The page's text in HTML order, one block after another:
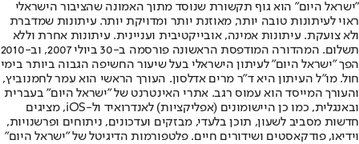
"ישראל היום" הוא גוף תקשורת שנוסד מתוך האמונה שהציבור הישראלי
ראוי לעיתונות טובה יותר, מאוזנת יותר ומדויקת יותר. עיתונות שמדברת
ולא צועקת. עיתונות אמינה, אובייקטיבית ועניינית. עיתונות אחרת וללא
תשלום. המהדורה המודפסת הראשונה פורסמה ב-30 ביולי 2007, וב-2010
הפך "ישראל היום" לעיתון הישראלי בעל שיעור החשיפה הגבוה ביותר בימי
חול. מו"ל העיתון היא ד"ר מרים אדלסון. העורך הראשי הוא עמר לחמנוביץ,
והעורך המייסד הוא עמוס רגב. אתרי האינטרנט של "ישראל היום" בעברית
ובאנגלית, כמו כן היישומונים (אפליקציות) לאנדרואיד ול-iOS, מציגים
חדשות מסביב לשעון, תוכן בלעדי, מבזקים ועדכונים, ניתוחים ופרשנויות,
וידיאו, פודקאסטים ושידורים חיים. פלטפורמות הדיגיטל של "ישראל היום"